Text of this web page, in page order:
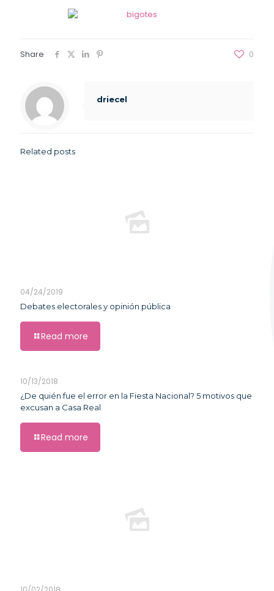
Share 0
driecel
Related posts
04/24/2019
Debates electorales y opinión pública
Read more
10/13/2018
¿De quién fue el error en la Fiesta Nacional? 5 motivos que
excusan a Casa Real
Read more